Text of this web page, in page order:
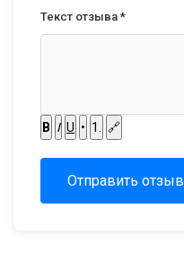
Текст отзыва *
B I U • 1. 🔗
Отправить отзыв